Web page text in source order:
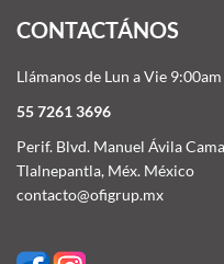
CONTACTÁNOS
Llámanos de Lun a Vie
55 7261 3696
Perif. Blvd. Manuel Ávila
Tlalnepantla, Méx. México
contacto@ofigrup.mx